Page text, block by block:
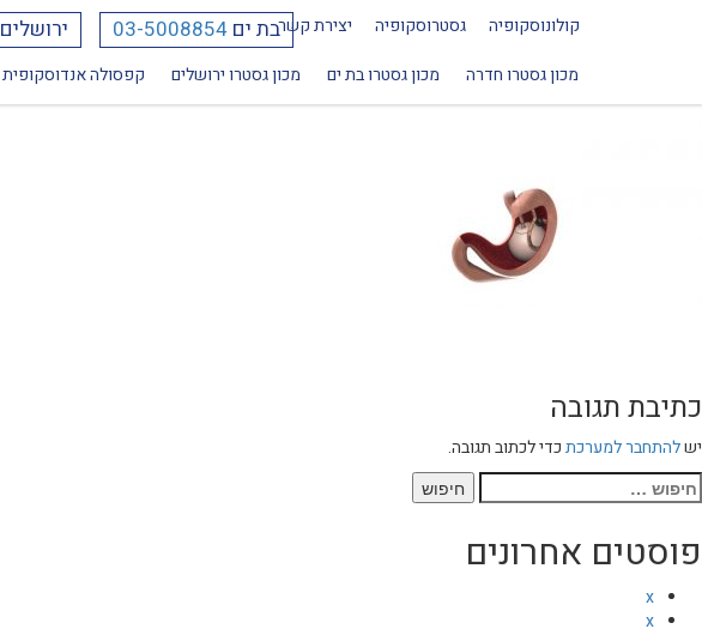
קולונוסקופיה גסטרוסקופיה יצירת קשר ירושלים בת ים 03-5008854
מכון גסטרו חדרה מכון גסטרו בת ים מכון גסטרו ירושלים קפסולה אנדוסקופית baloon-768
כתיבת תגובה
ישלהתחבר למערכתכדי לכתוב תגובה.
חיפוש:
פוסטים אחרונים
x
x